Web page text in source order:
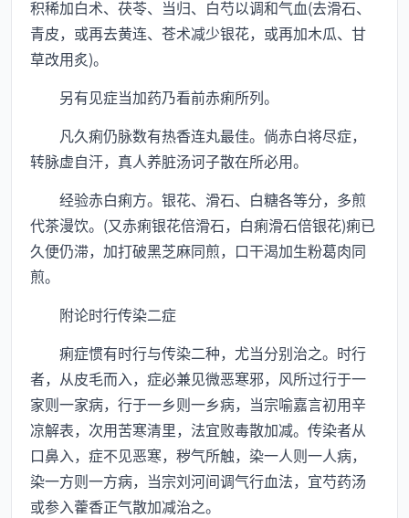
积稀加白术、茯苓、当归、白芍以调和气血(去滑石、
青皮，或再去黄连、苍术减少银花，或再加木瓜、甘
草改用炙)。
另有见症当加药乃看前赤痢所列。
凡久痢仍脉数有热香连丸最佳。倘赤白将尽症，
转脉虚自汗，真人养脏汤诃子散在所必用。
经验赤白痢方。银花、滑石、白糖各等分，多煎
代茶漫饮。(又赤痢银花倍滑石，白痢滑石倍银花)痢已
久便仍滞，加打破黑芝麻同煎，口干渴加生粉葛肉同
煎。
附论时行传染二症
痢症惯有时行与传染二种，尤当分别治之。时行
者，从皮毛而入，症必兼见微恶寒邪，风所过行于一
家则一家病，行于一乡则一乡病，当宗喻嘉言初用辛
凉解表，次用苦寒清里，法宜败毒散加减。传染者从
口鼻入，症不见恶寒，秽气所触，染一人则一人病，
染一方则一方病，当宗刘河间调气行血法，宜芍药汤
或参入藿香正气散加减治之。